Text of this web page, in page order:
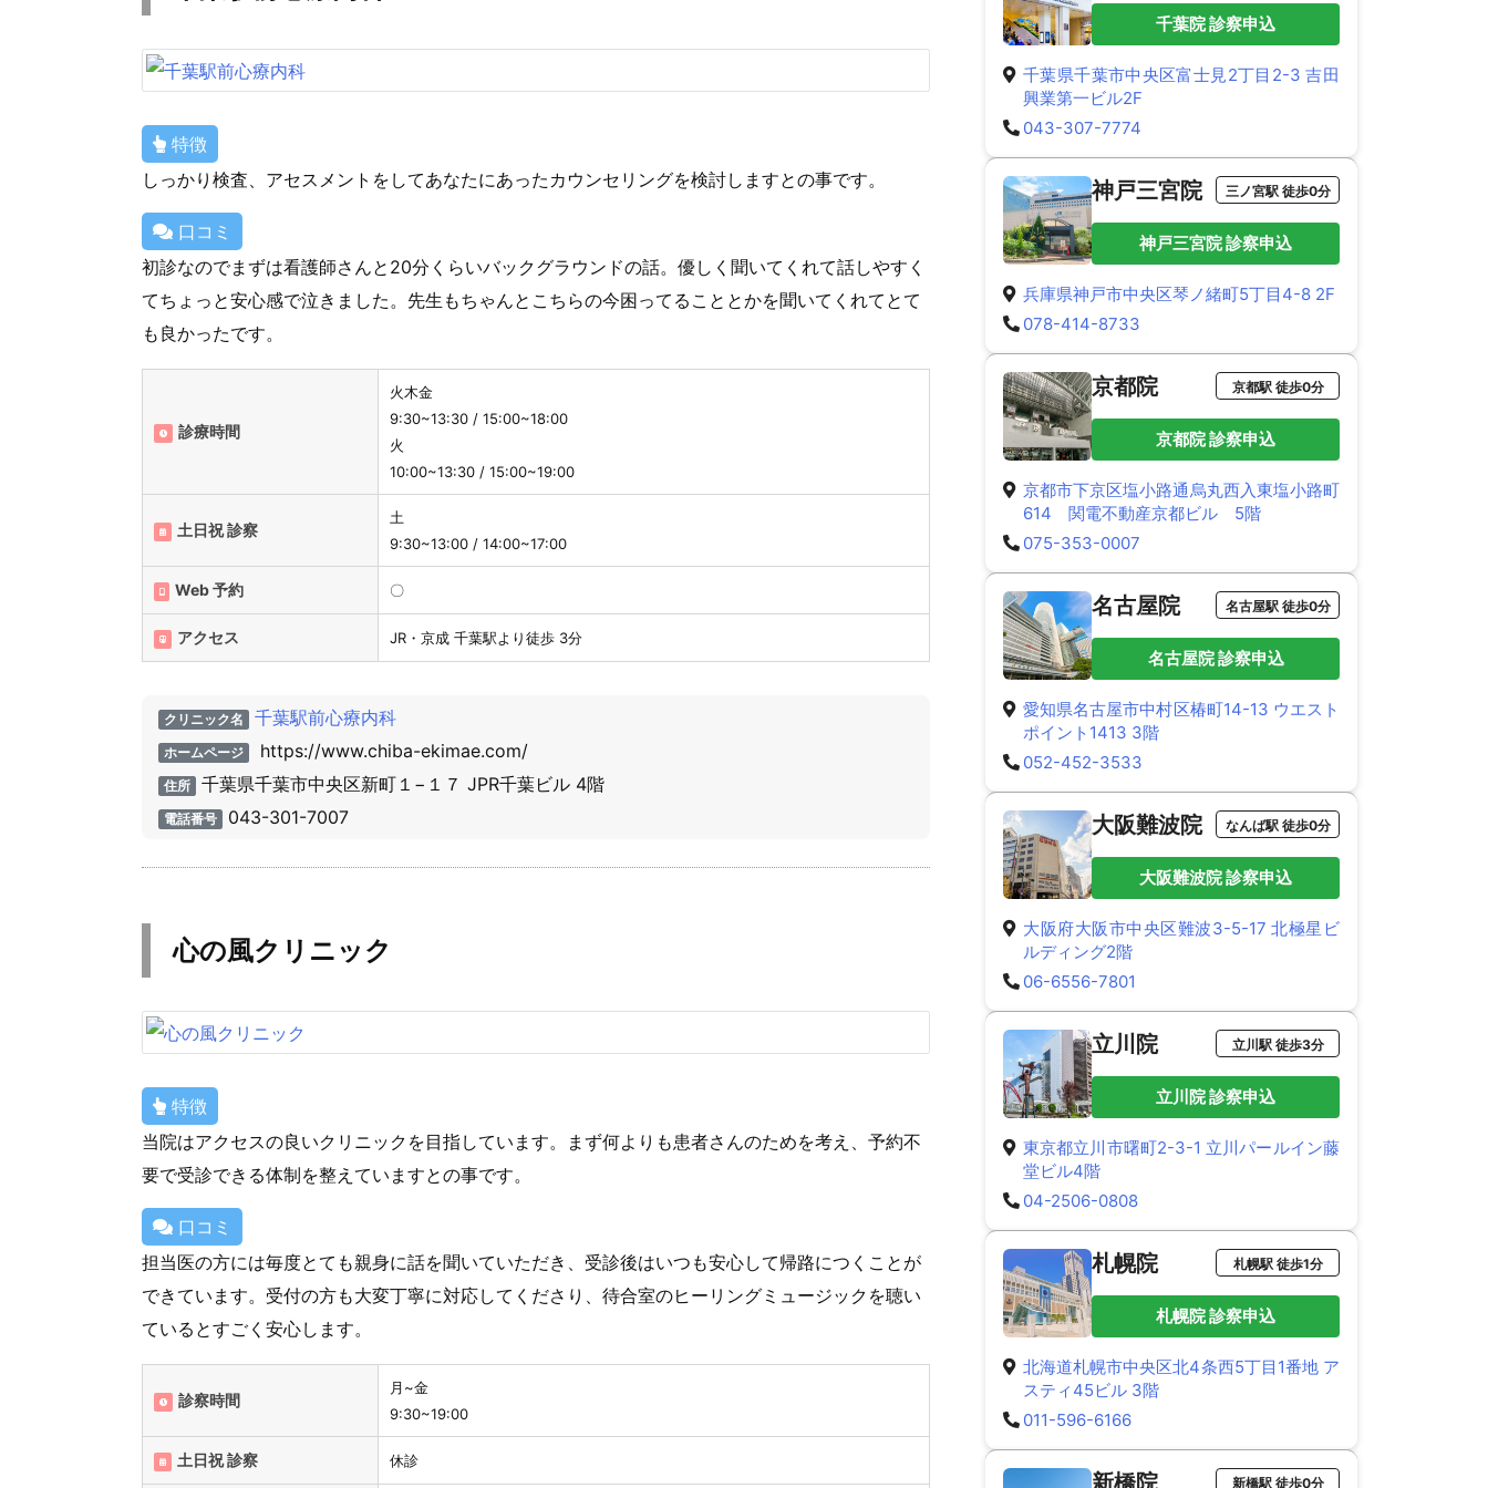
特徴
しっかり検査、アセスメントをしてあなたにあったカウンセリングを検討しますとの事です。
口コミ
初診なのでまずは看護師さんと20分くらいバックグラウンドの話。優しく聞いてくれて話しやすく
てちょっと安心感で泣きました。先生もちゃんとこちらの今困ってることとかを聞いてくれてとて
も良かったです。
診療時間
火木金
9:30~13:30 / 15:00~18:00
火
10:00~13:30 / 15:00~19:00
土日祝 診察
土
9:30~13:00 / 14:00~17:00
Web 予約 〇
アクセス JR・京成 千葉駅より徒歩 3分
クリニック名 千葉駅前心療内科
ホームページ https://www.chiba-ekimae.com/
住所 千葉県千葉市中央区新町１−１７ JPR千葉ビル 4階
電話番号 043-301-7007
心の風クリニック
特徴
当院はアクセスの良いクリニックを目指しています。まず何よりも患者さんのためを考え、予約不
要で受診できる体制を整えていますとの事です。
口コミ
担当医の方には毎度とても親身に話を聞いていただき、受診後はいつも安心して帰路につくことが
できています。受付の方も大変丁寧に対応してくださり、待合室のヒーリングミュージックを聴い
ているとすごく安心します。
診察時間
月~金
9:30~19:00
土日祝 診察 休診
千葉院 診察申込
千葉県千葉市中央区富士見2丁目2-3 吉田
興業第一ビル2F
043-307-7774
神戸三宮院 三ノ宮駅 徒歩0分
神戸三宮院 診察申込
兵庫県神戸市中央区琴ノ緒町5丁目4-8 2F
078-414-8733
京都院 京都駅 徒歩0分
京都院 診察申込
京都市下京区塩小路通烏丸西入東塩小路町
614 関電不動産京都ビル 5階
075-353-0007
名古屋院 名古屋駅 徒歩0分
名古屋院 診察申込
愛知県名古屋市中村区椿町14-13 ウエスト
ポイント1413 3階
052-452-3533
大阪難波院 なんば駅 徒歩0分
大阪難波院 診察申込
大阪府大阪市中央区難波3-5-17 北極星ビ
ルディング2階
06-6556-7801
立川院 立川駅 徒歩3分
立川院 診察申込
東京都立川市曙町2-3-1 立川パールイン藤
堂ビル4階
04-2506-0808
札幌院 札幌駅 徒歩1分
札幌院 診察申込
北海道札幌市中央区北4条西5丁目1番地 ア
スティ45ビル 3階
011-596-6166
新橋院 新橋駅 徒歩0分